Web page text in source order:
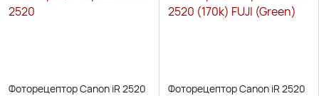
Фоторецептор Canon iR 2520
Фоторецептор Canon iR 2520